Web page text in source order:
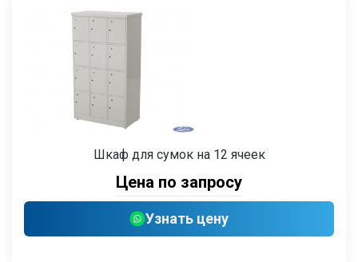
Шкаф для сумок на 12 ячеек
Цена по запросу
Узнать цену